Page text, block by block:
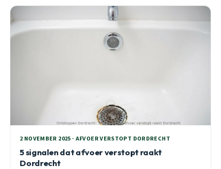
2 NOVEMBER 2025 · AFVOER VERSTOPT DORDRECHT
5 signalen dat afvoer verstopt raakt
Dordrecht